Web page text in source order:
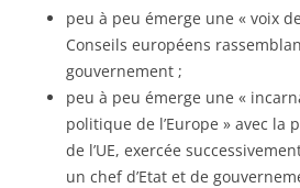
peu à peu émerge une « voix
Conseils européens
gouvernement ;
peu à peu émerge une «
politique de l’Europe » avec la
de l’UE, exercée
un chef d’Etat et de